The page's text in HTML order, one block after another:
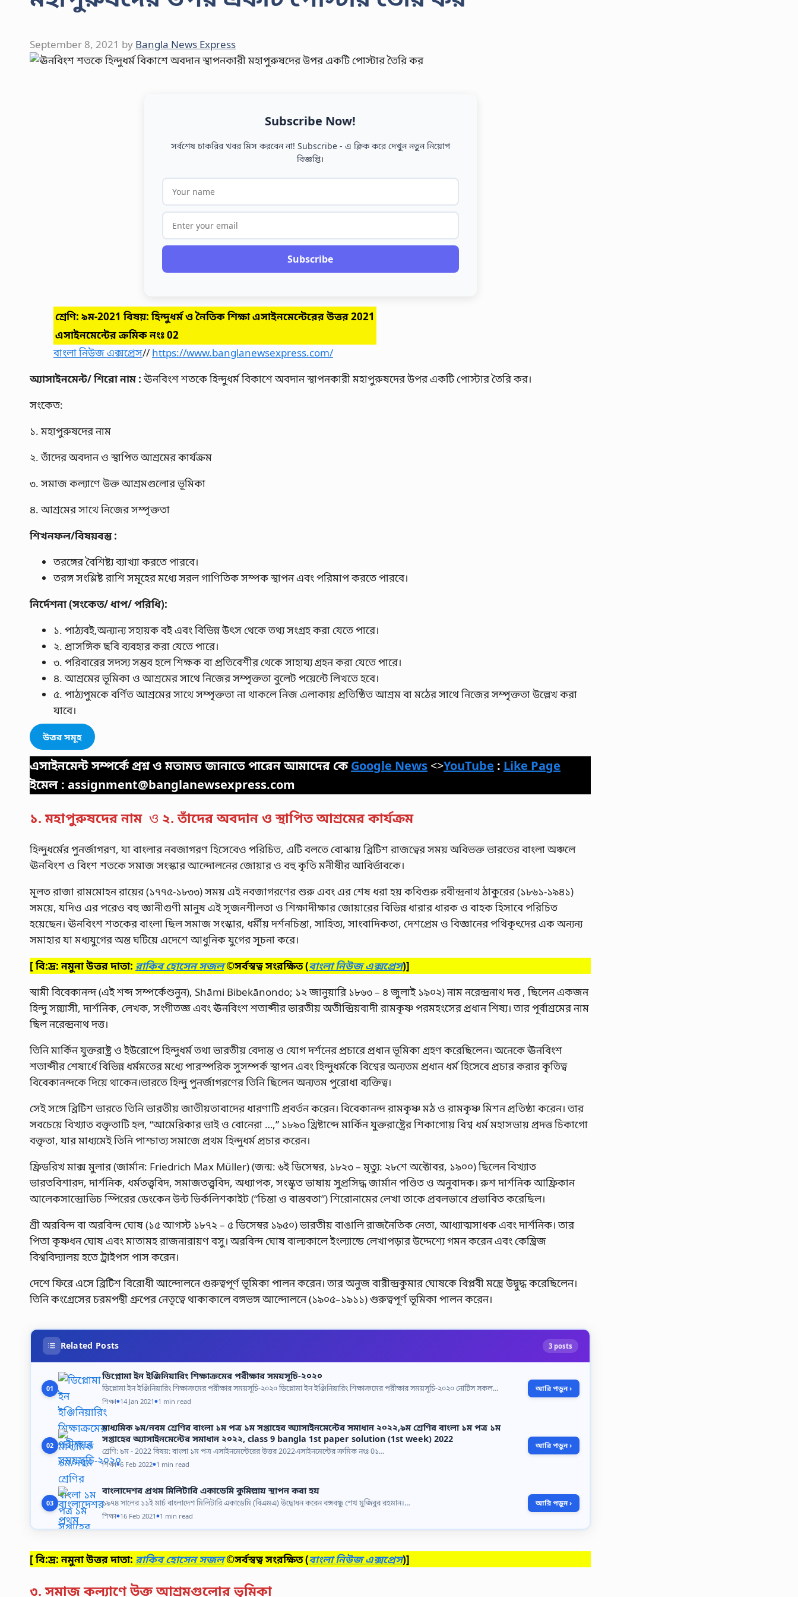
September 8, 2021 by Bangla News Express
Subscribe Now!
সর্বশেষ চাকরির খবর মিস করবেন না! Subscribe - এ ক্লিক করে দেখুন নতুন নিয়োগ
বিজ্ঞপ্তি।
Subscribe
শ্রেণি: ৯ম-2021 বিষয়: হিন্দুধর্ম ও নৈতিক শিক্ষাএসাইনমেন্টেরের উত্তর2021
এসাইনমেন্টের ক্রমিক নংঃ 02
বাংলা নিউজ এক্সপ্রেস// https://www.banglanewsexpress.com/
অ্যাসাইনমেন্ট/ শিরো নাম :ঊনবিংশ শতকে হিন্দুধর্ম বিকাশে অবদান স্থাপনকারী মহাপুরুষদের উপর একটি পোস্টার তৈরি কর।
সংকেত:
১. মহাপুরুষদের নাম
২. তাঁদের অবদান ও স্থাপিত আশ্রমের কার্যক্রম
৩. সমাজ কল্যাণে উক্ত আশ্রমগুলোর ভূমিকা
৪. আশ্রমের সাথে নিজের সম্পৃক্ততা
শিখনফল/বিষয়বস্তু :
তরঙ্গের বৈশিষ্ট্য ব্যাখ্যা করতে পারবে।
তরঙ্গ সংশ্লিষ্ট রাশি সমূহের মধ্যে সরল গাণিতিক সম্পক স্থাপন এবং পরিমাপ করতে পারবে।
নির্দেশনা (সংকেত/ ধাপ/ পরিধি):
১. পাঠ্যবই,অন্যান্য সহায়ক বই এবং বিভিন্ন উৎস থেকে তথ্য সংগ্রহ করা যেতে পারে।
২. প্রাসঙ্গিক ছবি ব্যবহার করা যেতে পারে।
৩. পরিবারের সদস্য সম্ভব হলে শিক্ষক বা প্রতিবেশীর থেকে সাহায্য গ্রহন করা যেতে পারে।
৪. আশ্রমের ভূমিকা ও আশ্রমের সাথে নিজের সম্পৃক্ততা বুলেট পয়েন্টে লিখতে হবে।
৫. পাঠ্যপুমকে বর্ণিত আশ্রমের সাথে সম্পৃক্ততা না থাকলে নিজ এলাকায় প্রতিষ্ঠিত আশ্রম বা মঠের সাথে নিজের সম্পৃক্ততা উল্লেখ করা
যাবে।
উত্তর সমূহ
এসাইনমেন্ট সম্পর্কে প্রশ্ন ও মতামত জানাতে পারেন আমাদের কেGoogle News <>YouTube : Like Page
ইমেল : assignment@banglanewsexpress.com
১. মহাপুরুষদের নাম ও ২. তাঁদের অবদান ও স্থাপিত আশ্রমের কার্যক্রম
হিন্দুধর্মের পুনর্জাগরণ, যা বাংলার নবজাগরণ হিসেবেও পরিচিত, এটি বলতে বোঝায় ব্রিটিশ রাজত্বের সময় অবিভক্ত ভারতের বাংলা অঞ্চলে
ঊনবিংশ ও বিংশ শতকে সমাজ সংস্কার আন্দোলনের জোয়ার ও বহু কৃতি মনীষীর আবির্ভাবকে।
মূলত রাজা রামমোহন রায়ের (১৭৭৫-১৮৩৩) সময় এই নবজাগরণের শুরু এবং এর শেষ ধরা হয় কবিগুরু রবীন্দ্রনাথ ঠাকুরের (১৮৬১-১৯৪১)
সময়ে, যদিও এর পরেও বহু জ্ঞানীগুণী মানুষ এই সৃজনশীলতা ও শিক্ষাদীক্ষার জোয়ারের বিভিন্ন ধারার ধারক ও বাহক হিসাবে পরিচিত
হয়েছেন। ঊনবিংশ শতকের বাংলা ছিল সমাজ সংস্কার, ধর্মীয় দর্শনচিন্তা, সাহিত্য, সাংবাদিকতা, দেশপ্রেম ও বিজ্ঞানের পথিকৃৎদের এক অন্যন্য
সমাহার যা মধ্যযুগের অন্ত ঘটিয়ে এদেশে আধুনিক যুগের সূচনা করে।
[ বি:দ্র: নমুনা উত্তর দাতা: রাকিব হোসেন সজল©সর্বস্বত্ব সংরক্ষিত(বাংলা নিউজ এক্সপ্রেস)]
স্বামী বিবেকানন্দ (এই শব্দ সম্পর্কেশুনুন), Shāmi Bibekānondo; ১২ জানুয়ারি ১৮৬৩ – ৪ জুলাই ১৯০২) নাম নরেন্দ্রনাথ দত্ত , ছিলেন একজন
হিন্দু সন্ন্যাসী, দার্শনিক, লেখক, সংগীতজ্ঞ এবং ঊনবিংশ শতাব্দীর ভারতীয় অতীন্দ্রিয়বাদী রামকৃষ্ণ পরমহংসের প্রধান শিষ্য। তার পূর্বাশ্রমের নাম
ছিল নরেন্দ্রনাথ দত্ত।
তিনি মার্কিন যুক্তরাষ্ট্র ও ইউরোপে হিন্দুধর্ম তথা ভারতীয় বেদান্ত ও যোগ দর্শনের প্রচারে প্রধান ভূমিকা গ্রহণ করেছিলেন। অনেকে ঊনবিংশ
শতাব্দীর শেষার্ধে বিভিন্ন ধর্মমতের মধ্যে পারস্পরিক সুসম্পর্ক স্থাপন এবং হিন্দুধর্মকে বিশ্বের অন্যতম প্রধান ধর্ম হিসেবে প্রচার করার কৃতিত্ব
বিবেকানন্দকে দিয়ে থাকেন।ভারতে হিন্দু পুনর্জাগরণের তিনি ছিলেন অন্যতম পুরোধা ব্যক্তিত্ব।
সেই সঙ্গে ব্রিটিশ ভারতে তিনি ভারতীয় জাতীয়তাবাদের ধারণাটি প্রবর্তন করেন। বিবেকানন্দ রামকৃষ্ণ মঠ ও রামকৃষ্ণ মিশন প্রতিষ্ঠা করেন। তার
সবচেয়ে বিখ্যাত বক্তৃতাটি হল, “আমেরিকার ভাই ও বোনেরা …,” ১৮৯৩ খ্রিষ্টাব্দে মার্কিন যুক্তরাষ্ট্রের শিকাগোয় বিশ্ব ধর্ম মহাসভায় প্রদত্ত চিকাগো
বক্তৃতা, যার মাধ্যমেই তিনি পাশ্চাত্য সমাজে প্রথম হিন্দুধর্ম প্রচার করেন।
ফ্রিডরিখ মাক্স মুলার (জার্মান: Friedrich Max Müller) (জন্ম: ৬ই ডিসেম্বর, ১৮২৩ – মৃত্যু: ২৮শে অক্টোবর, ১৯০০) ছিলেন বিখ্যাত
ভারতবিশারদ, দার্শনিক, ধর্মতত্ত্ববিদ, সমাজতত্ত্ববিদ, অধ্যাপক, সংস্কৃত ভাষায় সুপ্রসিদ্ধ জার্মান পণ্ডিত ও অনুবাদক। রুশ দার্শনিক আফ্রিকান
আলেকসান্দ্রোভিচ স্পিরের ডেংকেন উন্ট ভির্কলিশকাইট (“চিন্তা ও বাস্তবতা”) শিরোনামের লেখা তাকে প্রবলভাবে প্রভাবিত করেছিল।
শ্রী অরবিন্দ বা অরবিন্দ ঘোষ (১৫ আগস্ট ১৮৭২ – ৫ ডিসেম্বর ১৯৫০) ভারতীয় বাঙালি রাজনৈতিক নেতা, আধ্যাত্মসাধক এবং দার্শনিক। তার
পিতা কৃষ্ণধন ঘোষ এবং মাতামহ রাজনারায়ণ বসু। অরবিন্দ ঘোষ বাল্যকালে ইংল্যান্ডে লেখাপড়ার উদ্দেশ্যে গমন করেন এবং কেম্ব্রিজ
বিশ্ববিদ্যালয় হতে ট্রাইপস পাস করেন।
দেশে ফিরে এসে ব্রিটিশ বিরোধী আন্দোলনে গুরুত্বপূর্ণ ভূমিকা পালন করেন। তার অনুজ বারীন্দ্রকুমার ঘোষকে বিপ্লবী মন্ত্রে উদ্বুদ্ধ করেছিলেন।
তিনি কংগ্রেসের চরমপন্থী গ্রুপের নেতৃত্বে থাকাকালে বঙ্গভঙ্গ আন্দোলনে (১৯০৫–১৯১১) গুরুত্বপূর্ণ ভূমিকা পালন করেন।
Related Posts 3 posts
01
ডিপ্লোমা ইন ইঞ্জিনিয়ারিং শিক্ষাক্রমের পরীক্ষার সময়সূচি-২০২০
ডিপ্লোমা ইন ইঞ্জিনিয়ারিং শিক্ষাক্রমের পরীক্ষার সময়সূচি-২০২০ ডিপ্লোমা ইন ইঞ্জিনিয়ারিং শিক্ষাক্রমের পরীক্ষার সময়সূচি-২০২০ নোটিস সকল…
শিক্ষা●14 Jan 2021 ●1 min read
আরি পড়ুন ›
02
মাধ্যমিক ৯ম/নবম শ্রেণির বাংলা ১ম পত্র ১ম সপ্তাহের অ্যাসাইনমেন্টের সমাধান ২০২২,৯ম শ্রেণির বাংলা ১ম পত্র ১ম
সপ্তাহের অ্যাসাইনমেন্টের সমাধান ২০২২, class 9 bangla 1st paper solution (1st week) 2022
শ্রেণি: ৯ম - 2022 বিষয়: বাংলা ১ম পত্র এসাইনমেন্টেরের উত্তর 2022এসাইনমেন্টের ক্রমিক নংঃ 0১…
শিক্ষা●6 Feb 2022●1 min read
আরি পড়ুন ›
03
বাংলাদেশর প্রথম মিলিটারি একাডেমি কুমিল্লায় স্থাপন করা হয়
১৯৭৪ সালের ১১ই মার্চ বাংলাদেশ মিলিটারি একাডেমি (বিএমএ) উদ্বোধন করেন বঙ্গবন্ধু শেখ মুজিবুর রহমান।…
শিক্ষা●16 Feb 2021 ●1 min read
আরি পড়ুন ›
[ বি:দ্র: নমুনা উত্তর দাতা: রাকিব হোসেন সজল©সর্বস্বত্ব সংরক্ষিত(বাংলা নিউজ এক্সপ্রেস)]
৩. সমাজ কল্যাণে উক্ত আশ্রমগুলোর ভূমিকা